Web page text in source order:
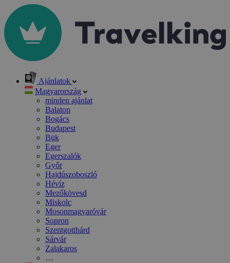
Ajánlatok
Magyarország
minden ajánlat
Balaton
Bogács
Budapest
Bük
Eger
Egerszalók
Győr
Hajdúszoboszló
Hévíz
Mezőkövesd
Miskolc
Mosonmagyaróvár
Sopron
Szentgotthárd
Sárvár
Zalakaros
…